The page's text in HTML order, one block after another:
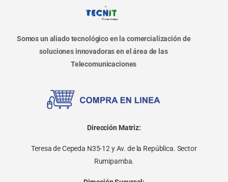
Somos un aliado tecnológico en la comercialización de
soluciones innovadoras en el área de las
Telecomunicaciones
Dirección Matriz:
Teresa de Cepeda N35-12 y Av. de la República. Sector
Rumipamba.